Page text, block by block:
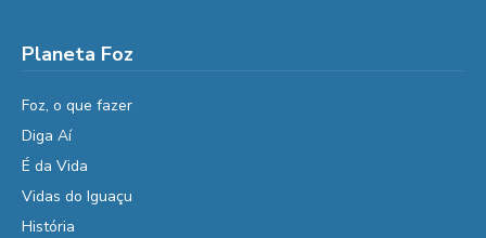
Planeta Foz
Foz, o que fazer
Diga Aí
É da Vida
Vidas do Iguaçu
História